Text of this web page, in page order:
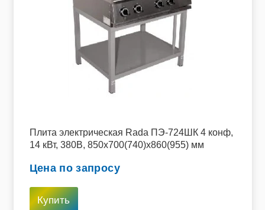
Плита электрическая Rada ПЭ-724ШК 4 конф,
14 кВт, 380В, 850х700(740)х860(955) мм
Цена по запросу
Купить